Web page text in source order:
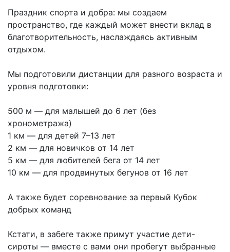
Праздник спорта и добра: мы создаем
пространство, где каждый может внести вклад в
благотворительность, наслаждаясь активным
отдыхом.
Мы подготовили дистанции для разного возраста и
уровня подготовки:
500 м — для малышей до 6 лет (без
хронометража)
1 км — для детей 7–13 лет
2 км — для новичков от 14 лет
5 км — для любителей бега от 14 лет
10 км — для продвинутых бегунов от 16 лет
А также будет соревнование за первый Кубок
добрых команд
Кстати, в забеге также примут участие дети-
сироты — вместе с вами они пробегут выбранные